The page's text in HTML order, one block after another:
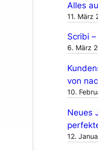
Alles
11. März
Scribi
6. März
von
10.
Neues
12.